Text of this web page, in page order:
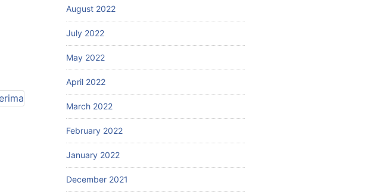
August 2022
July 2022
May 2022
April 2022
March 2022
February 2022
January 2022
December 2021